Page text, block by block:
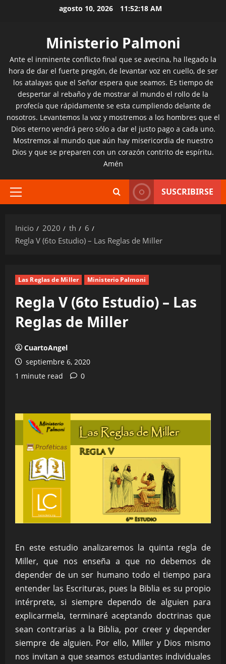
agosto 10, 2026 11:52:19 AM
Ministerio Palmoni
Ante el inminente conflicto final que se avecina, ha llegado la
hora de dar el fuerte pregón, de levantar voz en cuello, de ser
los atalayas que el Señor espera que seamos. Es tiempo de
despertar al rebaño y de mostrar al mundo el rollo de la
profecía que rápidamente se esta cumpliendo delante de
nosotros. Levantemos la voz y mostremos a los hombres que el
Dios eterno vendrá pero sólo a dar el justo pago a cada uno.
Mostremos al mundo que aún hay misericordia de nuestro
Dios y que se preparen con un corazón contrito de espíritu.
Amén
Menú
SUSCRIBIRSE
Inicio 2020 th
6
Regla V (6to Estudio) – Las Reglas de Miller
Las Reglas de Miller Ministerio Palmoni
Regla V (6to Estudio) – Las
Reglas de Miller
CuartoAngel
septiembre 6, 2020
1 minute read
0
En este estudio analizaremos la quinta regla de
Miller, que nos enseña a que no debemos de
depender de un ser humano todo el tiempo para
entender las Escrituras, pues la Biblia es su propio
intérprete, si siempre dependo de alguien para
explicarmela, terminaré aceptando doctrinas que
sean contrarias a la Biblia, por creer y depender
siempre de alguien. Por ello, Miller y Dios mismo
nos invitan a que seamos estudiantes individuales